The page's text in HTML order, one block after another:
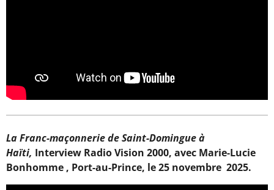
La Franc-maçonnerie de Saint-Domingue à
Haïti, Interview Radio Vision 2000, avec Marie-Lucie
Bonhomme , Port-au-Prince, le 25 novembre 2025.